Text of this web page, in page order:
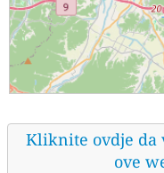
Kliknite ovdje
ove